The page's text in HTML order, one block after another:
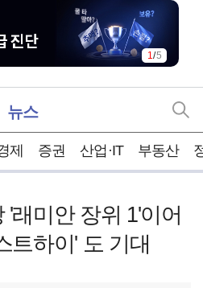
1/5
뉴스
제 증권 산업·IT 부동산
래미안 장위 1'이어
트하이' 도 기대